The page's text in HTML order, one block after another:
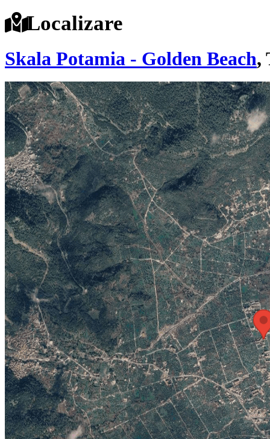
Localizare
Skala Potamia - Golden Beach,